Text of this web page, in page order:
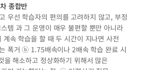
종합반
우선 학습자의 편의를 고려하지 않고, 부정
템 과 그 운영이 매우 불편할 뿐만 아니라
속 학습을 할 때 두 시간이 지나면 사전
폭거 ⓑ 1.75배속이나 2배속 학습 완료 시
해소하고 정상화하기 위해서 많은